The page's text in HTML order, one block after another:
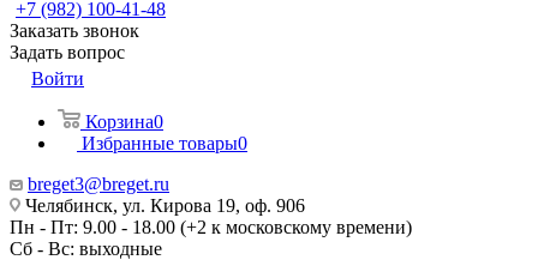
+7 (982) 100-41-48
Заказать звонок
Задать вопрос
Войти
Корзина0
Избранные товары0
breget3@breget.ru
Челябинск, ул. Кирова 19, оф. 906
Пн - Пт: 9.00 - 18.00 (+2 к московскому времени)
Сб - Вс: выходные